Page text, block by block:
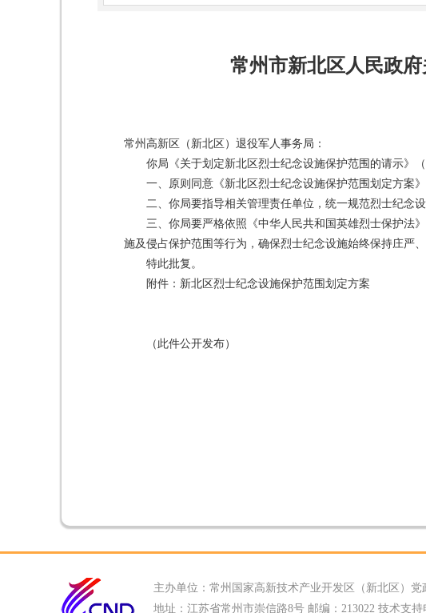
常州市新北区人民政
常州高新区（新北区）退役军人事务局：
你局《关于划定新北区烈士纪念设施保护范围的请示》
一、原则同意《新北区烈士纪念设施保护范围划定方案》
二、你局要指导相关管理责任单位，统一规范烈士纪念
三、你局要严格依照《中华人民共和国英雄烈士保护法
施及侵占保护范围等行为，确保烈士纪念设施始终保持庄严
特此批复。
附件：新北区烈士纪念设施保护范围划定方案
（此件公开发布）
主办单位：常州国家高新技术产业开发区（新北区）党
地址：江苏省常州市崇信路8号 邮编：213022 技术支持